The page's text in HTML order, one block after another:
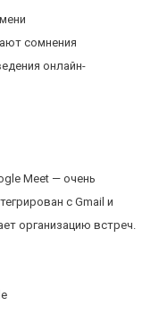
сомнения
онлайн-
Meet — очень
с Gmail и
организацию встреч.